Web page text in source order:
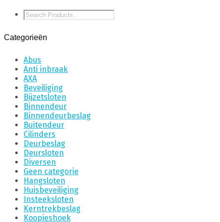
Categorieën
Abus
Anti inbraak
AXA
Beveiliging
Bijzetsloten
Binnendeur
Binnendeurbeslag
Buitendeur
Cilinders
Deurbeslag
Deursloten
Diversen
Geen categorie
Hangsloten
Huisbeveiliging
Insteeksloten
Kerntrekbeslag
Koopjeshoek